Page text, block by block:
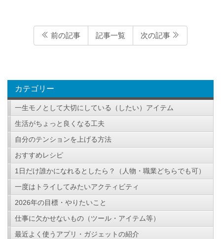
前の記事 記事一覧 次の記事
カテゴリー
一生モノとして大切にしている（したい）アイテム
生活がちょっと良くなる工夫
自分のテンションを上げる方法
おすすめレシピ
1日だけ誰かになれるとしたら？（人物・職業どちらでも可）
一度はトライしてみたいアクティビティ
2026年の目標・やりたいこと
仕事に欠かせないもの（ツール・アイテム等）
最近よく使うアプリ・ガジェットの紹介